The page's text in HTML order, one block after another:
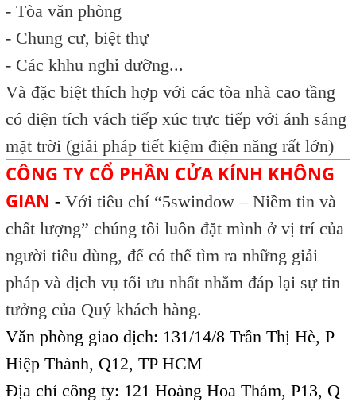
- Tòa văn phòng
- Chung cư, biệt thự
- Các khhu nghỉ dưỡng...
Và đặc biệt thích hợp với các tòa nhà cao tầng
có diện tích vách tiếp xúc trực tiếp với ánh sáng
mặt trời (giải pháp tiết kiệm điện năng rất lớn)
CÔNG TY CỔ PHẦN CỬA KÍNH KHÔNG
GIAN - Với tiêu chí “5swindow – Niềm tin và
chất lượng” chúng tôi luôn đặt mình ở vị trí của
người tiêu dùng, để có thể tìm ra những giải
pháp và dịch vụ tối ưu nhất nhằm đáp lại sự tin
tưởng của Quý khách hàng.
Văn phòng giao dịch: 131/14/8 Trần Thị Hè, P
Hiệp Thành, Q12, TP HCM
Địa chỉ công ty: 121 Hoàng Hoa Thám, P13, Q